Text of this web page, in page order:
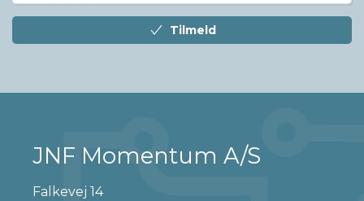
Tilmeld
JNF Momentum A/S
Falkevej 14